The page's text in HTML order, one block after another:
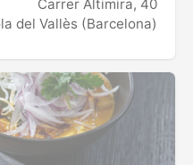
Carrer Altimira, 40
del Vallès (Barcelona)